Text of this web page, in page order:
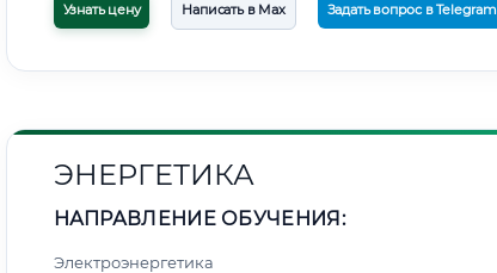
Узнать цену Написать в Max Задать вопрос в Telegram
ЭНЕРГЕТИКА
НАПРАВЛЕНИЕ ОБУЧЕНИЯ:
Электроэнергетика